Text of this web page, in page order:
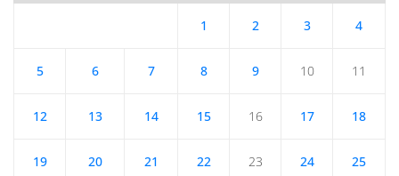
1 2 3 4
5 6 7 8 9 10 11
12 13 14 15 16 17 18
19 20 21 22 23 24 25